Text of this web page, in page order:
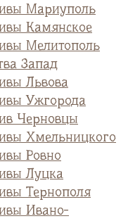
Мариуполь
Камянское
Мелитополь
Запад
Львова
Ужгорода
Черновцы
Хмельницкого
Ровно
Луцка
Тернополя
Ивано-